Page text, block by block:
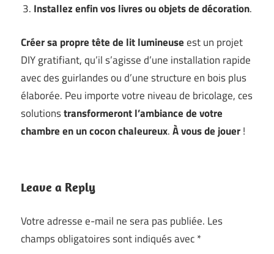
Installez enfin vos livres ou objets de décoration.
Créer sa propre tête de lit lumineuseest un projet
DIY gratifiant, qu’il s’agisse d’une installation rapide
avec des guirlandes ou d’une structure en bois plus
élaborée. Peu importe votre niveau de bricolage, ces
solutionstransformeront l’ambiance de votre
chambre en un cocon chaleureux.À vous de jouer!
Leave a Reply
Votre adresse e-mail ne sera pas publiée. Les
champs obligatoires sont indiqués avec*